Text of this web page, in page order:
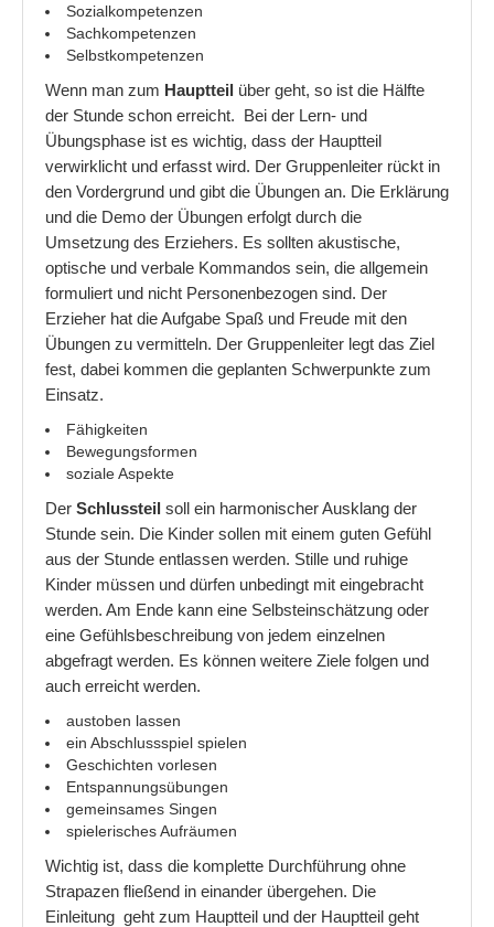
Sozialkompetenzen
Sachkompetenzen
Selbstkompetenzen
Wenn man zum Hauptteil über geht, so ist die Hälfte
der Stunde schon erreicht. Bei der Lern- und
Übungsphase ist es wichtig, dass der Hauptteil
verwirklicht und erfasst wird. Der Gruppenleiter rückt in
den Vordergrund und gibt die Übungen an. Die Erklärung
und die Demo der Übungen erfolgt durch die
Umsetzung des Erziehers. Es sollten akustische,
optische und verbale Kommandos sein, die allgemein
formuliert und nicht Personenbezogen sind. Der
Erzieher hat die Aufgabe Spaß und Freude mit den
Übungen zu vermitteln. Der Gruppenleiter legt das Ziel
fest, dabei kommen die geplanten Schwerpunkte zum
Einsatz.
Fähigkeiten
Bewegungsformen
soziale Aspekte
Der Schlussteil soll ein harmonischer Ausklang der
Stunde sein. Die Kinder sollen mit einem guten Gefühl
aus der Stunde entlassen werden. Stille und ruhige
Kinder müssen und dürfen unbedingt mit eingebracht
werden. Am Ende kann eine Selbsteinschätzung oder
eine Gefühlsbeschreibung von jedem einzelnen
abgefragt werden. Es können weitere Ziele folgen und
auch erreicht werden.
austoben lassen
ein Abschlussspiel spielen
Geschichten vorlesen
Entspannungsübungen
gemeinsames Singen
spielerisches Aufräumen
Wichtig ist, dass die komplette Durchführung ohne
Strapazen fließend in einander übergehen. Die
Einleitung geht zum Hauptteil und der Hauptteil geht